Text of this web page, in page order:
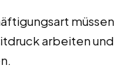
müssen
arbeiten und